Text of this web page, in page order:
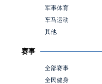
军事体育
车马运动
其他
赛事
全部赛事
全民健身